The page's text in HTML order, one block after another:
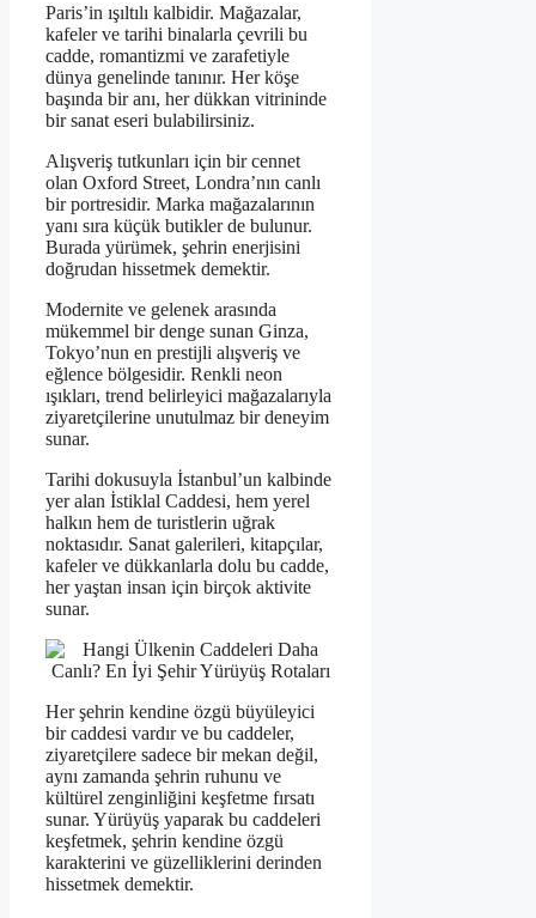
Paris’in ışıltılı kalbidir. Mağazalar,
kafeler ve tarihi binalarla çevrili bu
cadde, romantizmi ve zarafetiyle
dünya genelinde tanınır. Her köşe
başında bir anı, her dükkan vitrininde
bir sanat eseri bulabilirsiniz.
Alışveriş tutkunları için bir cennet
olan Oxford Street, Londra’nın canlı
bir portresidir. Marka mağazalarının
yanı sıra küçük butikler de bulunur.
Burada yürümek, şehrin enerjisini
doğrudan hissetmek demektir.
Modernite ve gelenek arasında
mükemmel bir denge sunan Ginza,
Tokyo’nun en prestijli alışveriş ve
eğlence bölgesidir. Renkli neon
ışıkları, trend belirleyici mağazalarıyla
ziyaretçilerine unutulmaz bir deneyim
sunar.
Tarihi dokusuyla İstanbul’un kalbinde
yer alan İstiklal Caddesi, hem yerel
halkın hem de turistlerin uğrak
noktasıdır. Sanat galerileri, kitapçılar,
kafeler ve dükkanlarla dolu bu cadde,
her yaştan insan için birçok aktivite
sunar.
Her şehrin kendine özgü büyüleyici
bir caddesi vardır ve bu caddeler,
ziyaretçilere sadece bir mekan değil,
aynı zamanda şehrin ruhunu ve
kültürel zenginliğini keşfetme fırsatı
sunar. Yürüyüş yaparak bu caddeleri
keşfetmek, şehrin kendine özgü
karakterini ve güzelliklerini derinden
hissetmek demektir.